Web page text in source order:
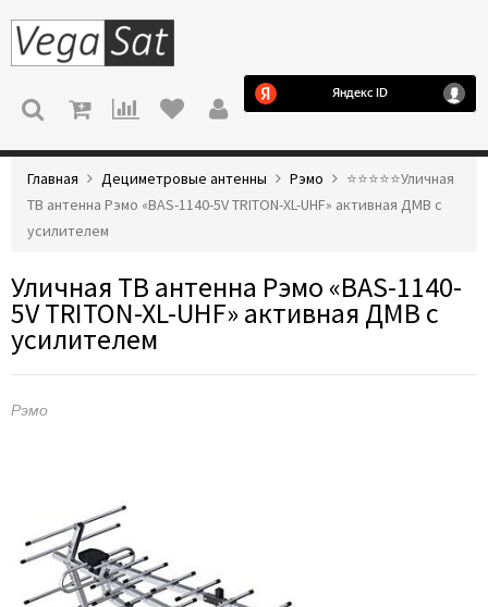
МЕНЮ
Главная Дециметровые антенны Рэмо
⭐️⭐️⭐️⭐️⭐️Уличная
ТВ антенна Рэмо «BAS-1140-5V TRITON-XL-UHF» активная ДМВ с
усилителем
Уличная ТВ антенна Рэмо «BAS-1140-
5V TRITON-XL-UHF» активная ДМВ с
усилителем
Рэмо